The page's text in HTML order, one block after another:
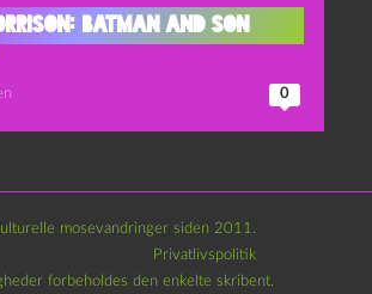
Batman and Son
0
mosevandringer siden 2011.
Privatlivspolitik
forbeholdes den enkelte skribent.